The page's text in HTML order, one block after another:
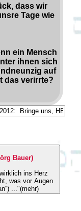
dass wir
Tage wie
ein Mensch
ihnen sich
auf
das verirrte?
Bauer)
ins Herz
..."(mehr)